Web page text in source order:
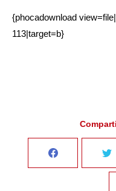
{phocadownload
113|target=b}
Share